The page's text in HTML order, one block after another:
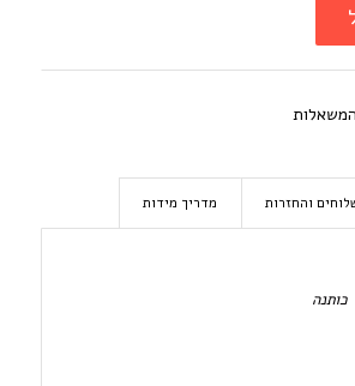
והחזרות מדריך מידות
כותנה